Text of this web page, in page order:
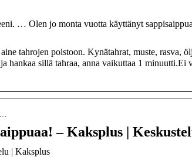
… Olen jo monta vuotta käyttänyt
tahrojen poistoon. Kynätahrat, muste, rasva,
hankaa sillä tahraa, anna vaikuttaa 1
– Kaksplus |
| Kaksplus